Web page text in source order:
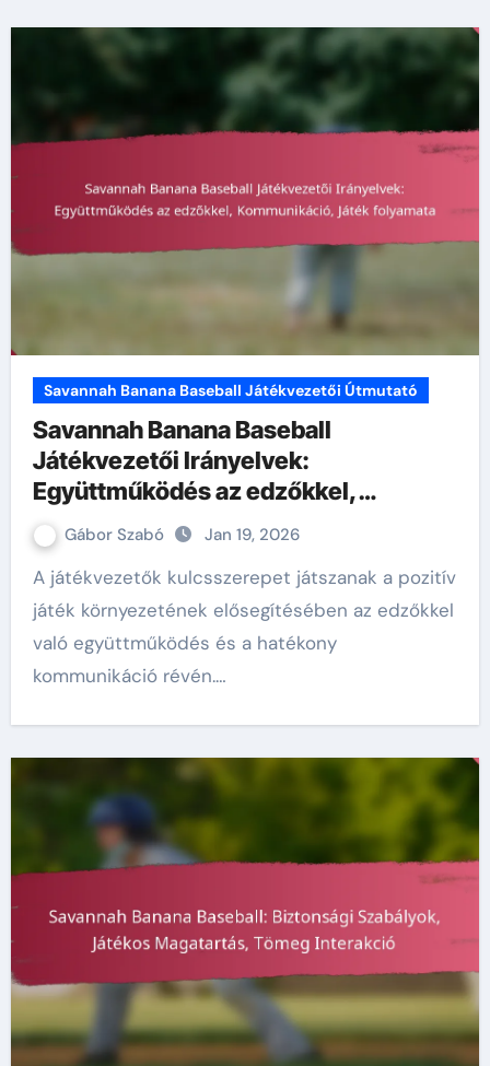
Savannah Banana Baseball Játékvezetői Útmutató
Savannah Banana Baseball
Játékvezetői Irányelvek:
Együttműködés az edzőkkel,
Kommunikáció, Játék folyamata
Gábor Szabó Jan 19, 2026
A játékvezetők kulcsszerepet játszanak a pozitív
játék környezetének elősegítésében az edzőkkel
való együttműködés és a hatékony
kommunikáció révén.…